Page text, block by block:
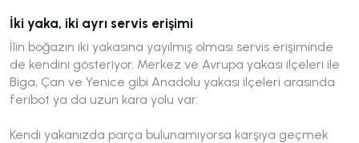
İki yaka, iki ayrı servis erişimi
İlin boğazın iki yakasına yayılmış olması servis erişiminde
de kendini gösteriyor. Merkez ve Avrupa yakası ilçeleri ile
Biga, Çan ve Yenice gibi Anadolu yakası ilçeleri arasında
feribot ya da uzun kara yolu var.
Kendi yakanızda parça bulunamıyorsa karşıya geçmek